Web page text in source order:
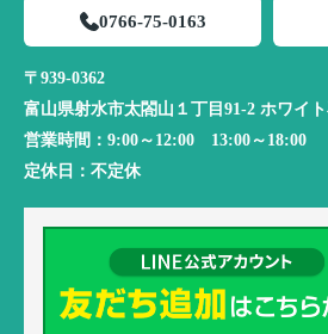
0766-75-0163
〒939-0362
富山県射水市太閤山１丁目91-2 ホワイ
営業時間： 9:00～12:00 13:00～18:00
定休日： 不定休